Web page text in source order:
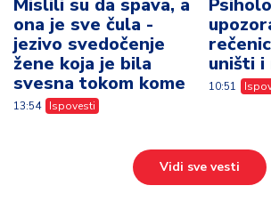
Mislili su da spava, a
ona je sve čula -
jezivo svedočenje
žene koja je bila
svesna tokom kome
13:54 Ispovesti
uništi i
10:51
Vidi sve vesti